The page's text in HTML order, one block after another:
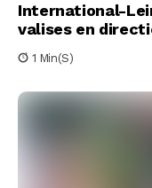
International-
valises en
1 Min(s)